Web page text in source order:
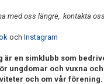
med oss längre, kontakta
och Instagram
är en simklubb som
ungdomar och vuxna
och om vår förening.